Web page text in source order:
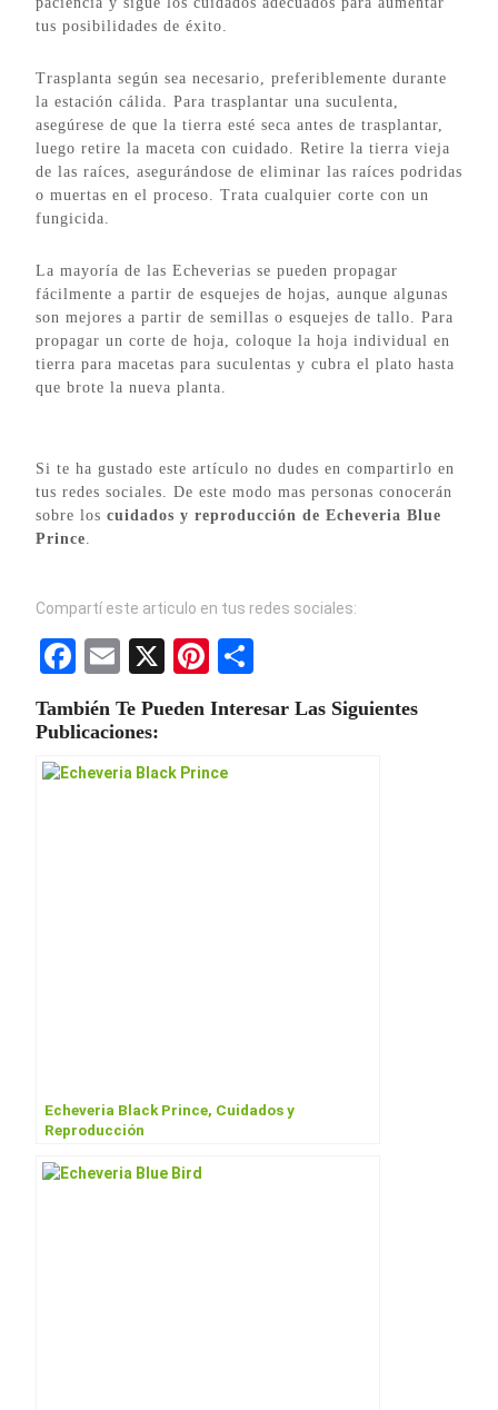
tus posibilidades de éxito.
Trasplanta según sea necesario, preferiblemente durante
la estación cálida. Para trasplantar una suculenta,
asegúrese de que la tierra esté seca antes de trasplantar,
luego retire la maceta con cuidado. Retire la tierra vieja
de las raíces, asegurándose de eliminar las raíces podridas
o muertas en el proceso. Trata cualquier corte con un
fungicida.
La mayoría de las Echeverias se pueden propagar
fácilmente a partir de esquejes de hojas, aunque algunas
son mejores a partir de semillas o esquejes de tallo. Para
propagar un corte de hoja, coloque la hoja individual en
tierra para macetas para suculentas y cubra el plato hasta
que brote la nueva planta.
Si te ha gustado este artículo no dudes en compartirlo en
tus redes sociales. De este modo mas personas conocerán
sobre los cuidados y reproducción de Echeveria Blue
Prince
Compartí este articulo en tus redes sociales:
F
a
ce
b
E
m
ail
X
Pi
nt
er
es
ar
También Te Pueden Interesar Las Siguientes
Publicaciones:
Echeveria Black Prince, Cuidados y
Reproducción